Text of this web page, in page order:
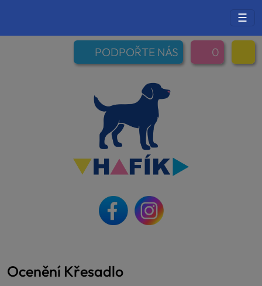
☰
PODPOŘTE NÁS 0
Ocenění Křesadlo